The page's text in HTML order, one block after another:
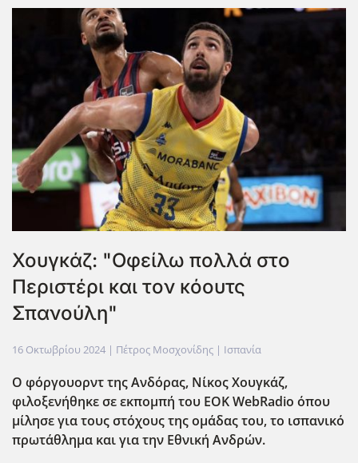
Χουγκάζ: "Οφείλω πολλά στο
Περιστέρι και τον κόουτς
Σπανούλη"
16 Οκτωβρίου 2024 | Πέτρος Μοσχονίδης | Ισπανία
Ο φόργουορντ της Ανδόρας, Νίκος Χουγκάζ,
φιλοξενήθηκε σε εκπομπή του EOK WebRadio όπου
μίλησε για τους στόχους της ομάδας του, το ισπανικό
πρωτάθλημα και για την Εθνική Ανδρών.